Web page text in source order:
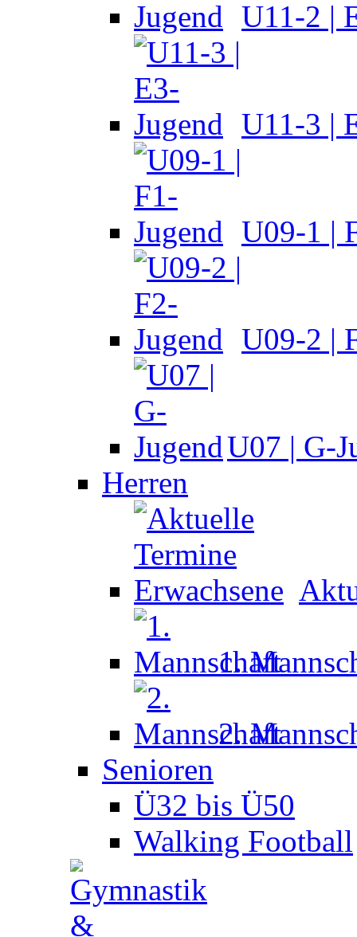
U11-2 |
U11-3 |
U09-1 |
U09-2 |
U07 | G-
Herren
1.
2.
Senioren
Ü32 bis Ü50
Walking Football